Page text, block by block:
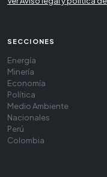
SECCIONES
Energía
Minería
Economía
Política
Medio Ambiente
Nacionales
Perú
Colombia